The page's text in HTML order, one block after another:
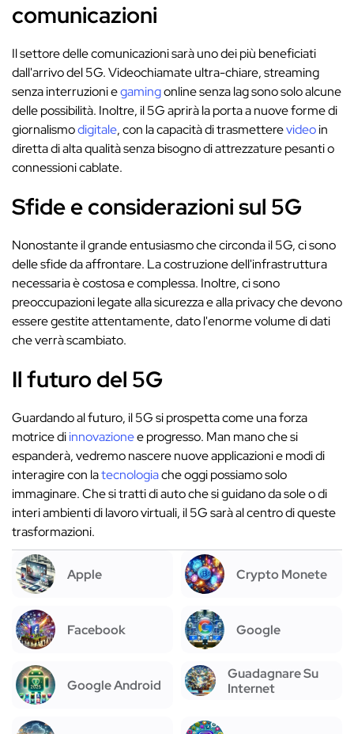
comunicazioni
Il settore delle comunicazioni sarà uno dei più beneficiati
dall'arrivo del 5G. Videochiamate ultra-chiare, streaming
senza interruzioni egamingonline senza lag sono solo alcune
delle possibilità. Inoltre, il 5G aprirà la porta a nuove forme di
giornalismodigitale, con la capacità di trasmetterevideoin
diretta di alta qualità senza bisogno di attrezzature pesanti o
connessioni cablate.
Sfide e considerazioni sul 5G
Nonostante il grande entusiasmo che circonda il 5G, ci sono
delle sfide da affrontare. La costruzione dell'infrastruttura
necessaria è costosa e complessa. Inoltre, ci sono
preoccupazioni legate alla sicurezza e alla privacy che devono
essere gestite attentamente, dato l'enorme volume di dati
che verrà scambiato.
Il futuro del 5G
Guardando al futuro, il 5G si prospetta come una forza
motrice diinnovazionee progresso. Man mano che si
espanderà, vedremo nascere nuove applicazioni e modi di
interagire con latecnologiache oggi possiamo solo
immaginare. Che si tratti di auto che si guidano da sole o di
interi ambienti di lavoro virtuali, il 5G sarà al centro di queste
trasformazioni.
Apple Crypto Monete
Facebook Google
Google Android
Guadagnare Su
Internet